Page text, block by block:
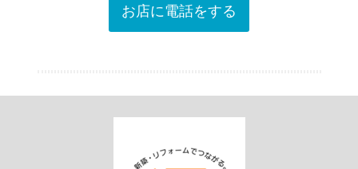
お店に電話をする